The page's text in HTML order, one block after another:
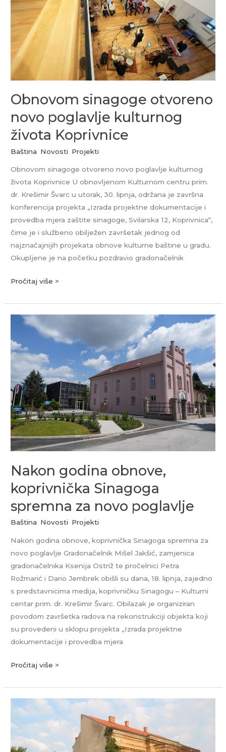
Obnovom sinagoge otvoreno
novo poglavlje kulturnog
života Koprivnice
Baština Novosti Projekti
Obnovom sinagoge otvoreno novo poglavlje kulturnog
života Koprivnice U obnovljenom Kulturnom centru prim.
dr. Krešimir Švarc u utorak, 30. lipnja, održana je završna
konferencija projekta „Izrada projektne dokumentacije i
provedba mjera zaštite sinagoge, Svilarska 12, Koprivnica“,
čime je i službeno obilježen završetak jednog od
najznačajnijih projekata obnove kulturne baštine u gradu.
Okupljene je na početku pozdravio gradonačelnik
kulturnog
života
Koprivnice
Pročitaj više >
Nakon godina obnove,
koprivnička Sinagoga
spremna za novo poglavlje
Baština Novosti Projekti
Nakon godina obnove, koprivnička Sinagoga spremna za
novo poglavlje Gradonačelnik Mišel Jakšić, zamjenica
gradonačelnika Ksenija Ostriž te pročelnici Petra
Rožmarić i Dario Jembrek obišli su dana, 18. lipnja, zajedno
s predstavnicima medija, koprivničku Sinagogu – Kulturni
centar prim. dr. Krešimir Švarc. Obilazak je organiziran
povodom završetka radova na rekonstrukciji objekta koji
su provedeni u sklopu projekta „Izrada projektne
dokumentacije i provedba mjera
Nakon
obnove,
koprivnička
Sinagoga
spremna
za
novo
poglavlje
Pročitaj više >
Malančec